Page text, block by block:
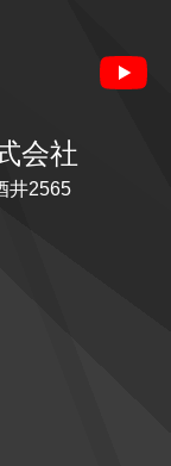
会社
井2565